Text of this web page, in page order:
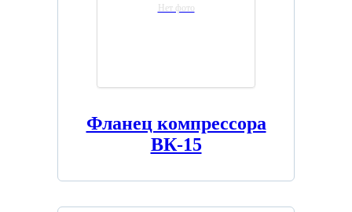
Нет фото
Фланец компрессора
ВК-15